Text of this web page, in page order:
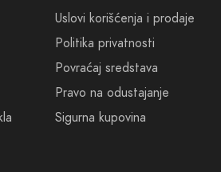
Uslovi korišćenja i prodaje
Politika privatnosti
Povraćaj sredstava
Pravo na odustajanje
Sigurna kupovina